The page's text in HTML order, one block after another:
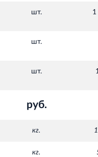
шт.
шт.
шт.
руб.
кг.
кг.